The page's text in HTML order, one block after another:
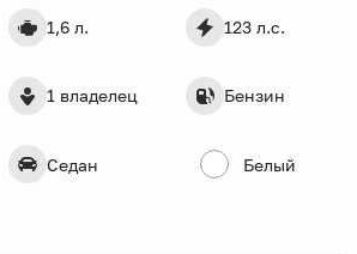
1,6 л. 123 л.с.
1 владелец Бензин
Седан Белый